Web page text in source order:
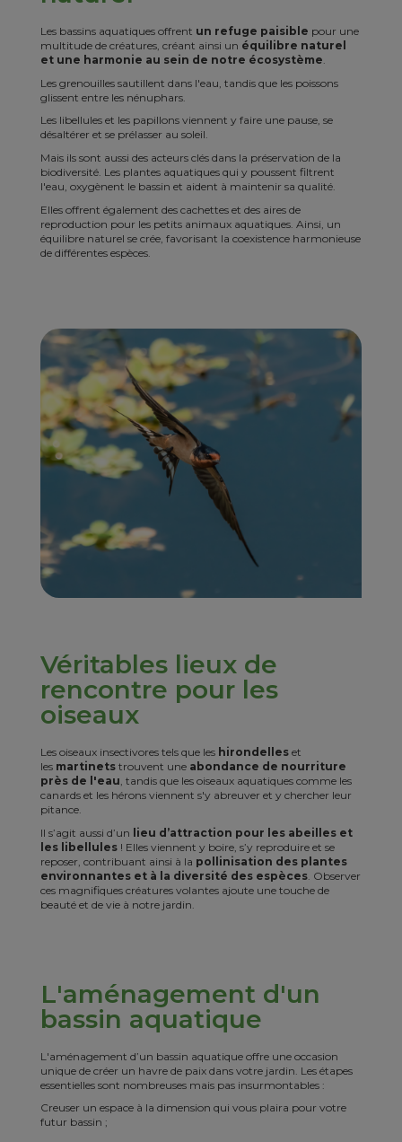
Les bassins aquatiques offrent un refuge paisible pour une
multitude de créatures, créant ainsi un équilibre naturel
et une harmonie au sein de notre écosystème.
Les grenouilles sautillent dans l'eau, tandis que les poissons
glissent entre les nénuphars.
Les libellules et les papillons viennent y faire une pause, se
désaltérer et se prélasser au soleil.
Mais ils sont aussi des acteurs clés dans la préservation de la
biodiversité. Les plantes aquatiques qui y poussent filtrent
l'eau, oxygènent le bassin et aident à maintenir sa qualité.
Elles offrent également des cachettes et des aires de
reproduction pour les petits animaux aquatiques. Ainsi, un
équilibre naturel se crée, favorisant la coexistence harmonieuse
de différentes espèces.
Véritables lieux de
rencontre pour les
oiseaux
Les oiseaux insectivores tels que les hirondelles et
les martinets trouvent une abondance de nourriture
près de l'eau, tandis que les oiseaux aquatiques comme les
canards et les hérons viennent s'y abreuver et y chercher leur
pitance.
Il s’agit aussi d’un lieu d’attraction pour les abeilles et
les libellules ! Elles viennent y boire, s’y reproduire et se
reposer, contribuant ainsi à la pollinisation des plantes
environnantes et à la diversité des espèces . Observer
ces magnifiques créatures volantes ajoute une touche de
beauté et de vie à notre jardin.
L'aménagement d'un
bassin aquatique
L'aménagement d’un bassin aquatique offre une occasion
unique de créer un havre de paix dans votre jardin. Les étapes
essentielles sont nombreuses mais pas insurmontables :
Creuser un espace à la dimension qui vous plaira pour votre
futur bassin ;